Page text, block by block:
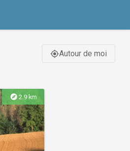
gps_fixedAutour de moi
explore 2.9 km